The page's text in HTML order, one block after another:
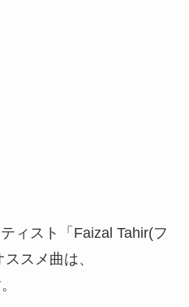
ィスト「Faizal Tahir(フ
スメ曲は、